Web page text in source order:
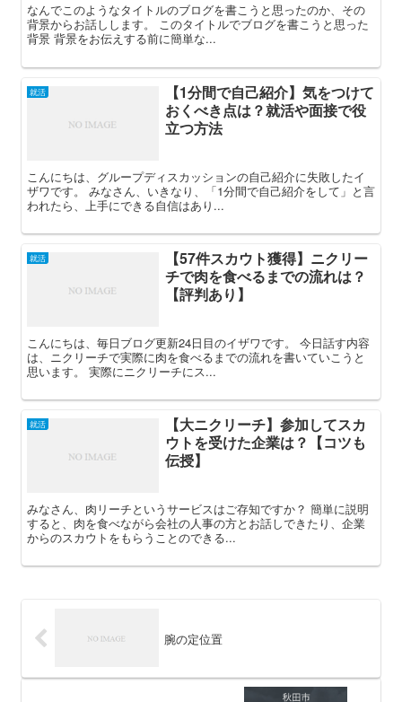
なんでこのようなタイトルのブログを書こうと思ったのか、その
背景からお話しします。 このタイトルでブログを書こうと思った
背景 背景をお伝えする前に簡単な...
就活
【1分間で自己紹介】気をつけて
おくべき点は？就活や面接で役
立つ方法
こんにちは、グループディスカッションの自己紹介に失敗したイ
ザワです。 みなさん、いきなり、「1分間で自己紹介をして」と言
われたら、上手にできる自信はあり...
就活
【57件スカウト獲得】ニクリー
チで肉を食べるまでの流れは？
【評判あり】
こんにちは、毎日ブログ更新24日目のイザワです。 今日話す内容
は、ニクリーチで実際に肉を食べるまでの流れを書いていこうと
思います。 実際にニクリーチにス...
就活
【大ニクリーチ】参加してスカ
ウトを受けた企業は？【コツも
伝授】
みなさん、肉リーチというサービスはご存知ですか？ 簡単に説明
すると、肉を食べながら会社の人事の方とお話しできたり、企業
からのスカウトをもらうことのできる...
腕の定位置